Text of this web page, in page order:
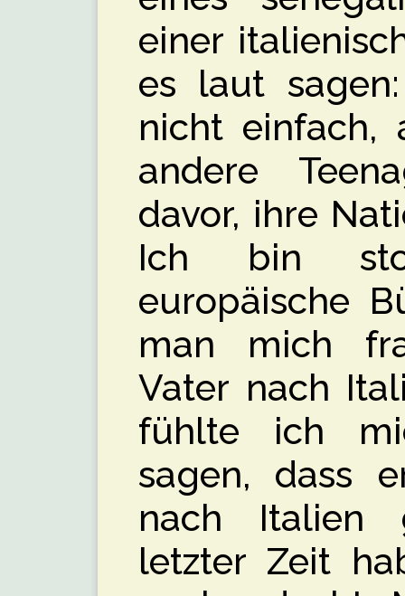
einer
es laut
nicht einfach,
andere
davor, ihre
Ich bin
europäische
man mich
Vater nach
fühlte ich
sagen, dass
nach Italien
letzter Zeit